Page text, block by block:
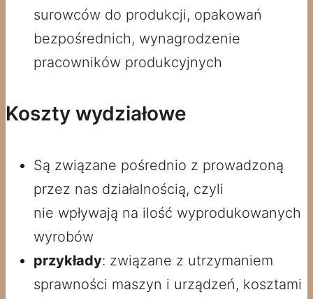
surowców do produkcji, opakowań
bezpośrednich, wynagrodzenie
pracowników produkcyjnych
Koszty wydziałowe
Są związane pośrednio z prowadzoną
przez nas działalnością, czyli
nie wpływają na ilość wyprodukowanych
wyrobów
przykłady: związane z utrzymaniem
sprawności maszyn i urządzeń, kosztami